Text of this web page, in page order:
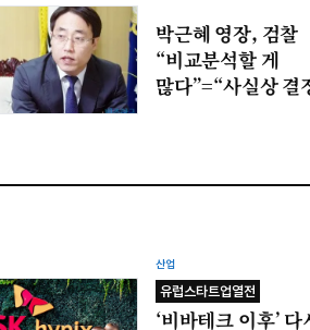
박근혜 영장, 검찰
“비교분석할 게
많다”=“사실상 결
산업
유럽스타트업열전
‘비바테크 이후’ 다